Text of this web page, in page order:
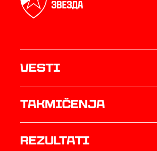
Vesti
Takmičenja
rezultati